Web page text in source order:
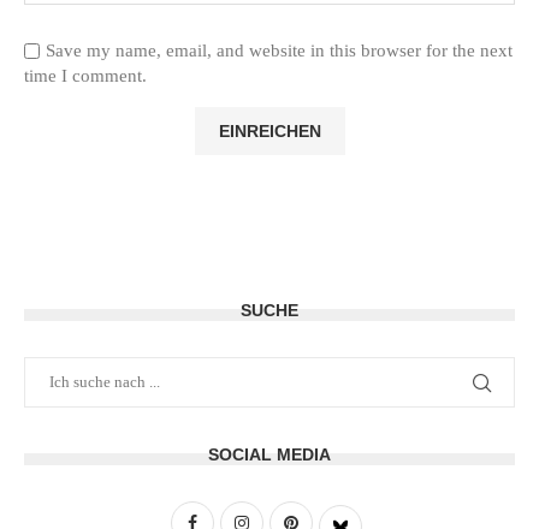
Save my name, email, and website in this browser for the next
time I comment.
SUCHE
SOCIAL MEDIA